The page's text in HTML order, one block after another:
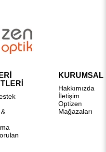
KURUMSAL
Hakkımızda
İletişim
Optizen
Mağazaları